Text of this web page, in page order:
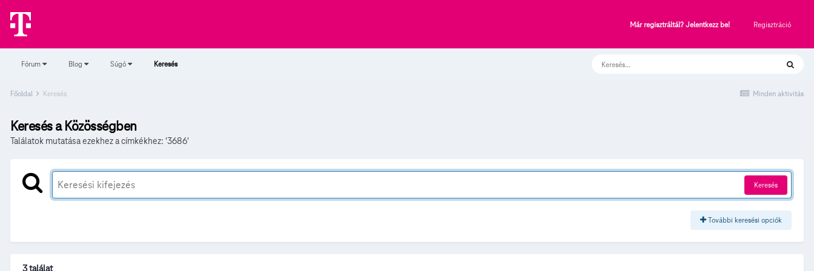
Már regisztráltál? Jelentkezz be! Regisztráció
Fórum Blog Súgó Keresés
Minden aktivitás
Főoldal Keresés
Keresés a Közösségben
Találatok mutatása ezekhez a címkékhez: '3686'
Keresés
További keresési opciók
3 találat